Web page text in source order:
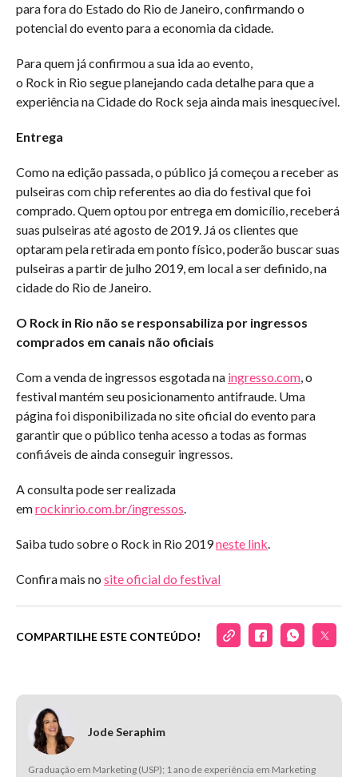
para fora do Estado do Rio de Janeiro, confirmando o
potencial do evento para a economia da cidade.
Para quem já confirmou a sua ida ao evento,
o Rock in Rio segue planejando cada detalhe para que a
experiência na Cidade do Rock seja ainda mais inesquecível.
Entrega
Como na edição passada, o público já começou a receber as
pulseiras com chip referentes ao dia do festival que foi
comprado. Quem optou por entrega em domicílio, receberá
suas pulseiras até agosto de 2019. Já os clientes que
optaram pela retirada em ponto físico, poderão buscar suas
pulseiras a partir de julho 2019, em local a ser definido, na
cidade do Rio de Janeiro.
O Rock in Rio não se responsabiliza por ingressos
comprados em canais não oficiais
Com a venda de ingressos esgotada na ingresso.com, o
festival mantém seu posicionamento antifraude. Uma
página foi disponibilizada no site oficial do evento para
garantir que o público tenha acesso a todas as formas
confiáveis de ainda conseguir ingressos.
A consulta pode ser realizada
emrockinrio.com.br/ingressos.
Saiba tudo sobre o Rock in Rio 2019neste link.
Confira mais no site oficial do festival
COMPARTILHE ESTE CONTEÚDO!
Jode Seraphim
Graduação em Marketing (USP); 1 ano de experiência em Marketing